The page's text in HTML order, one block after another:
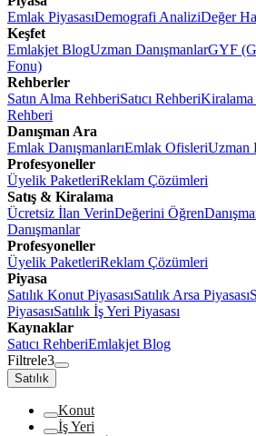
Emlak PiyasasıDemografi AnaliziDeğer
Keşfet
Emlakjet BlogUzman DanışmanlarGYF
Fonu)
Rehberler
Satın Alma RehberiSatıcı RehberiKiralama
Rehberi
Danışman Ara
Emlak DanışmanlarıEmlak OfisleriUzman
Profesyoneller
Üyelik PaketleriReklam Çözümleri
Satış & Kiralama
Ücretsiz İlan VerinDeğerini Öğren
Danışmanlar
Profesyoneller
Üyelik PaketleriReklam Çözümleri
Piyasa
Satılık Konut PiyasasıSatılık Arsa Piyasası
PiyasasıSatılık İş Yeri Piyasası
Kaynaklar
Satıcı RehberiEmlakjet Blog
Filtrele3
Satılık
Konut
İş Yeri